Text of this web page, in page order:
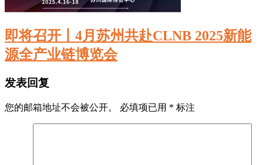
即将召开丨4月苏州共赴CLNB 2025新能
源全产业链博览会
发表回复
您的邮箱地址不会被公开。 必填项已用 * 标注